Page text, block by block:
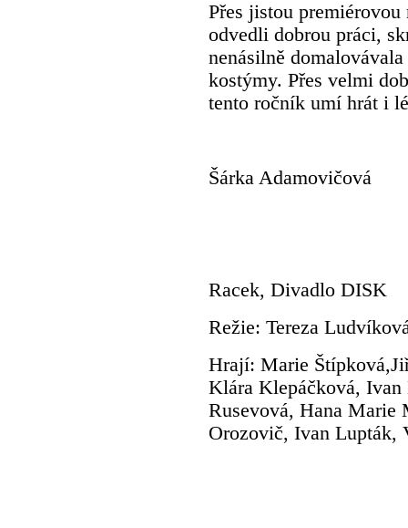
Přes jistou
odvedli dobrou práci,
nenásilně
kostýmy. Přes velmi
tento ročník umí hrát i
Šárka Adamovičová
Racek, Divadlo DISK
Režie: Tereza
Hrají: Marie
Klára Klepáčková,
Rusevová, Hana Marie
Orozovič, Ivan Lupták,